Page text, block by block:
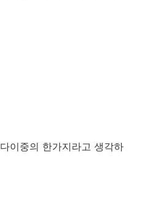
이중의 한가지라고 생각하